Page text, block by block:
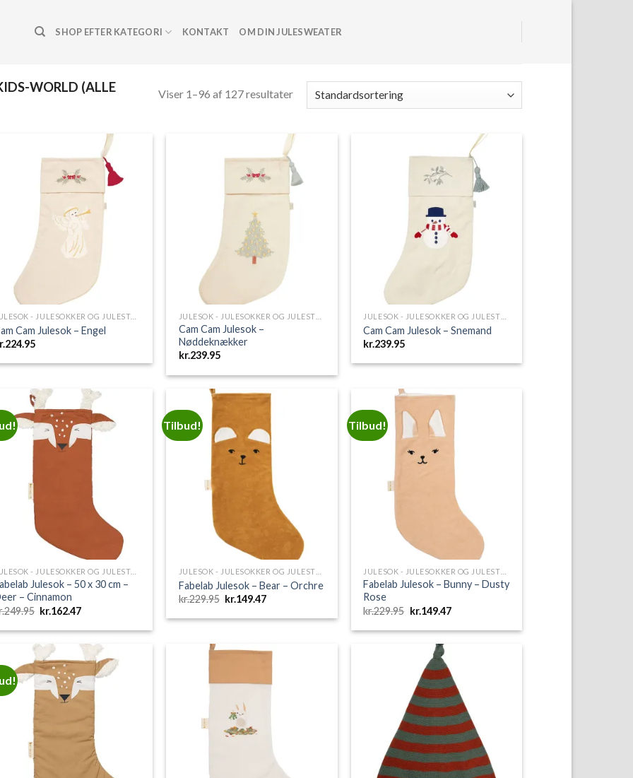
SHOP EFTER KATEGORI KONTAKT OM DIN JULESWEATER
WORLD (ALLE
Viser 1–96 af 127 resultater
Cam Julesok – Engel
224.95
Cam Cam Julesok –
Nøddeknækker
kr.239.95
Cam Cam Julesok – Snemand
kr.239.95
Julesok – 50 x 30 cm –
– Cinnamon
249.95 Den
pris
kr.249.95.
kr.162.47Den
pris
kr.162.47.
Tilbud!
Fabelab Julesok – Bear – Orchre
kr.229.95 Den
pris
kr.149.47Den
pris
Tilbud!
Fabelab Julesok – Bunny – Dusty
Rose
kr.229.95 Den
pris
kr.229.95.
kr.149.47Den
pris